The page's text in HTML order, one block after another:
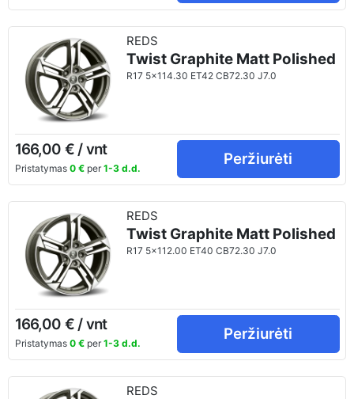
REDS
Twist Graphite Matt Polished
R17 5x114.30 ET42 CB72.30 J7.0
166,00 € / vnt
Pristatymas 0 €per 1-3 d.d.
Peržiurėti
REDS
Twist Graphite Matt Polished
R17 5x112.00 ET40 CB72.30 J7.0
166,00 € / vnt
Pristatymas 0 €per 1-3 d.d.
Peržiurėti
REDS